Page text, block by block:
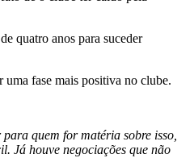
quatro anos para suceder
fase mais positiva no clube.
quem for matéria sobre isso,
Já houve negociações que não